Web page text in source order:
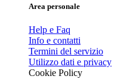
Area personale
Help e Faq
Info e contatti
Termini del servizio
Utilizzo dati e privacy
Cookie Policy